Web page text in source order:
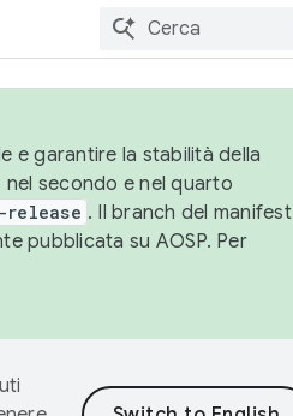
e garantire la stabilità della
secondo e nel quarto
. Il branch del manifest
pubblicata su AOSP. Per